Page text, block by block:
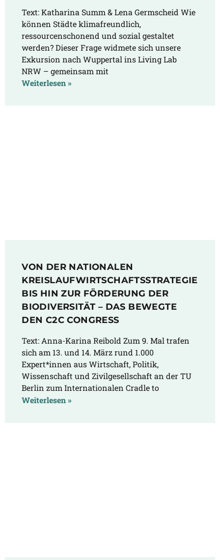
Text: Katharina Summ & Lena Germscheid Wie
können Städte klimafreundlich,
ressourcenschonend und sozial gestaltet
werden? Dieser Frage widmete sich unsere
Exkursion nach Wuppertal ins Living Lab
NRW – gemeinsam mit
Weiterlesen »
VON DER NATIONALEN
KREISLAUFWIRTSCHAFTSSTRATEGIE
BIS HIN ZUR FÖRDERUNG DER
BIODIVERSITÄT – DAS BEWEGTE
DEN C2C CONGRESS
Text: Anna-Karina Reibold Zum 9. Mal trafen
sich am 13. und 14. März rund 1.000
Expert*innen aus Wirtschaft, Politik,
Wissenschaft und Zivilgesellschaft an der TU
Berlin zum Internationalen Cradle to
Weiterlesen »